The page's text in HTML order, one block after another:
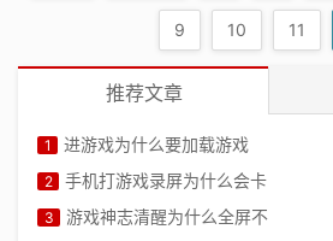
经过策划、设计
9 10 11
推荐文章
1 进游戏为什么要加载游戏
2 手机打游戏录屏为什么会卡
3 游戏神志清醒为什么全屏不